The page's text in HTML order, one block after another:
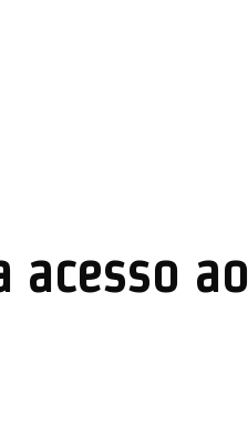
acesso ao